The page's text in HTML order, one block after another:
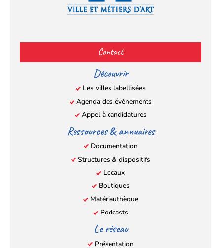
(s’ouvre
dans
un
nouvel
onglet)
(s’ouvre
dans
un
nouvel
onglet)
(s’ouvre
dans
un
nouvel
onglet)
(s’ouvre
un
nouvel
onglet)
Contact
Découvrir
Les villes labellisées
Agenda des évènements
Appel à candidatures
Ressources & annuaires
Documentation
Structures & dispositifs
Locaux
Boutiques
Matériauthèque
Podcasts
Le réseau
Présentation